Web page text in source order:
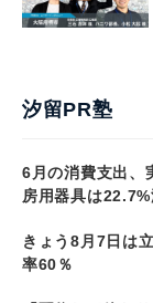
汐留PR塾
6月の消費支出
房用器具は
きょう8月7日は
率60％